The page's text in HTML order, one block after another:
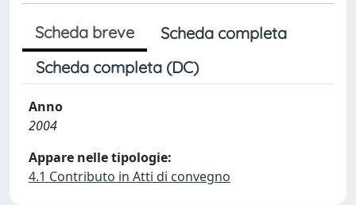
Scheda breve
Scheda completa
Scheda completa (DC)
Anno
2004
Appare nelle tipologie:
4.1 Contributo in Atti di convegno